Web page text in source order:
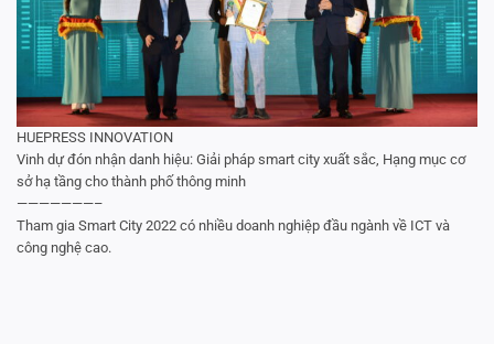
HUEPRESS INNOVATION
Vinh dự đón nhận danh hiệu: Giải pháp smart city xuất sắc, Hạng mục cơ
sở hạ tầng cho thành phố thông minh
———————–
Tham gia Smart City 2022 có nhiều doanh nghiệp đầu ngành về ICT và
công nghệ cao.